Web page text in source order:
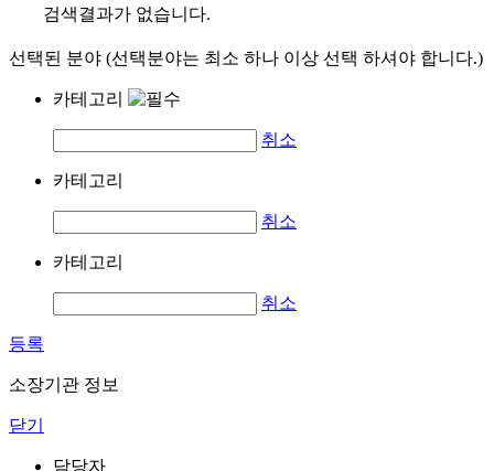
검색결과가 없습니다.
선택된 분야 (선택분야는 최소 하나 이상 선택 하셔야 합니다.)
카테고리
취소
카테고리
취소
카테고리
취소
등록
소장기관 정보
닫기
담당자